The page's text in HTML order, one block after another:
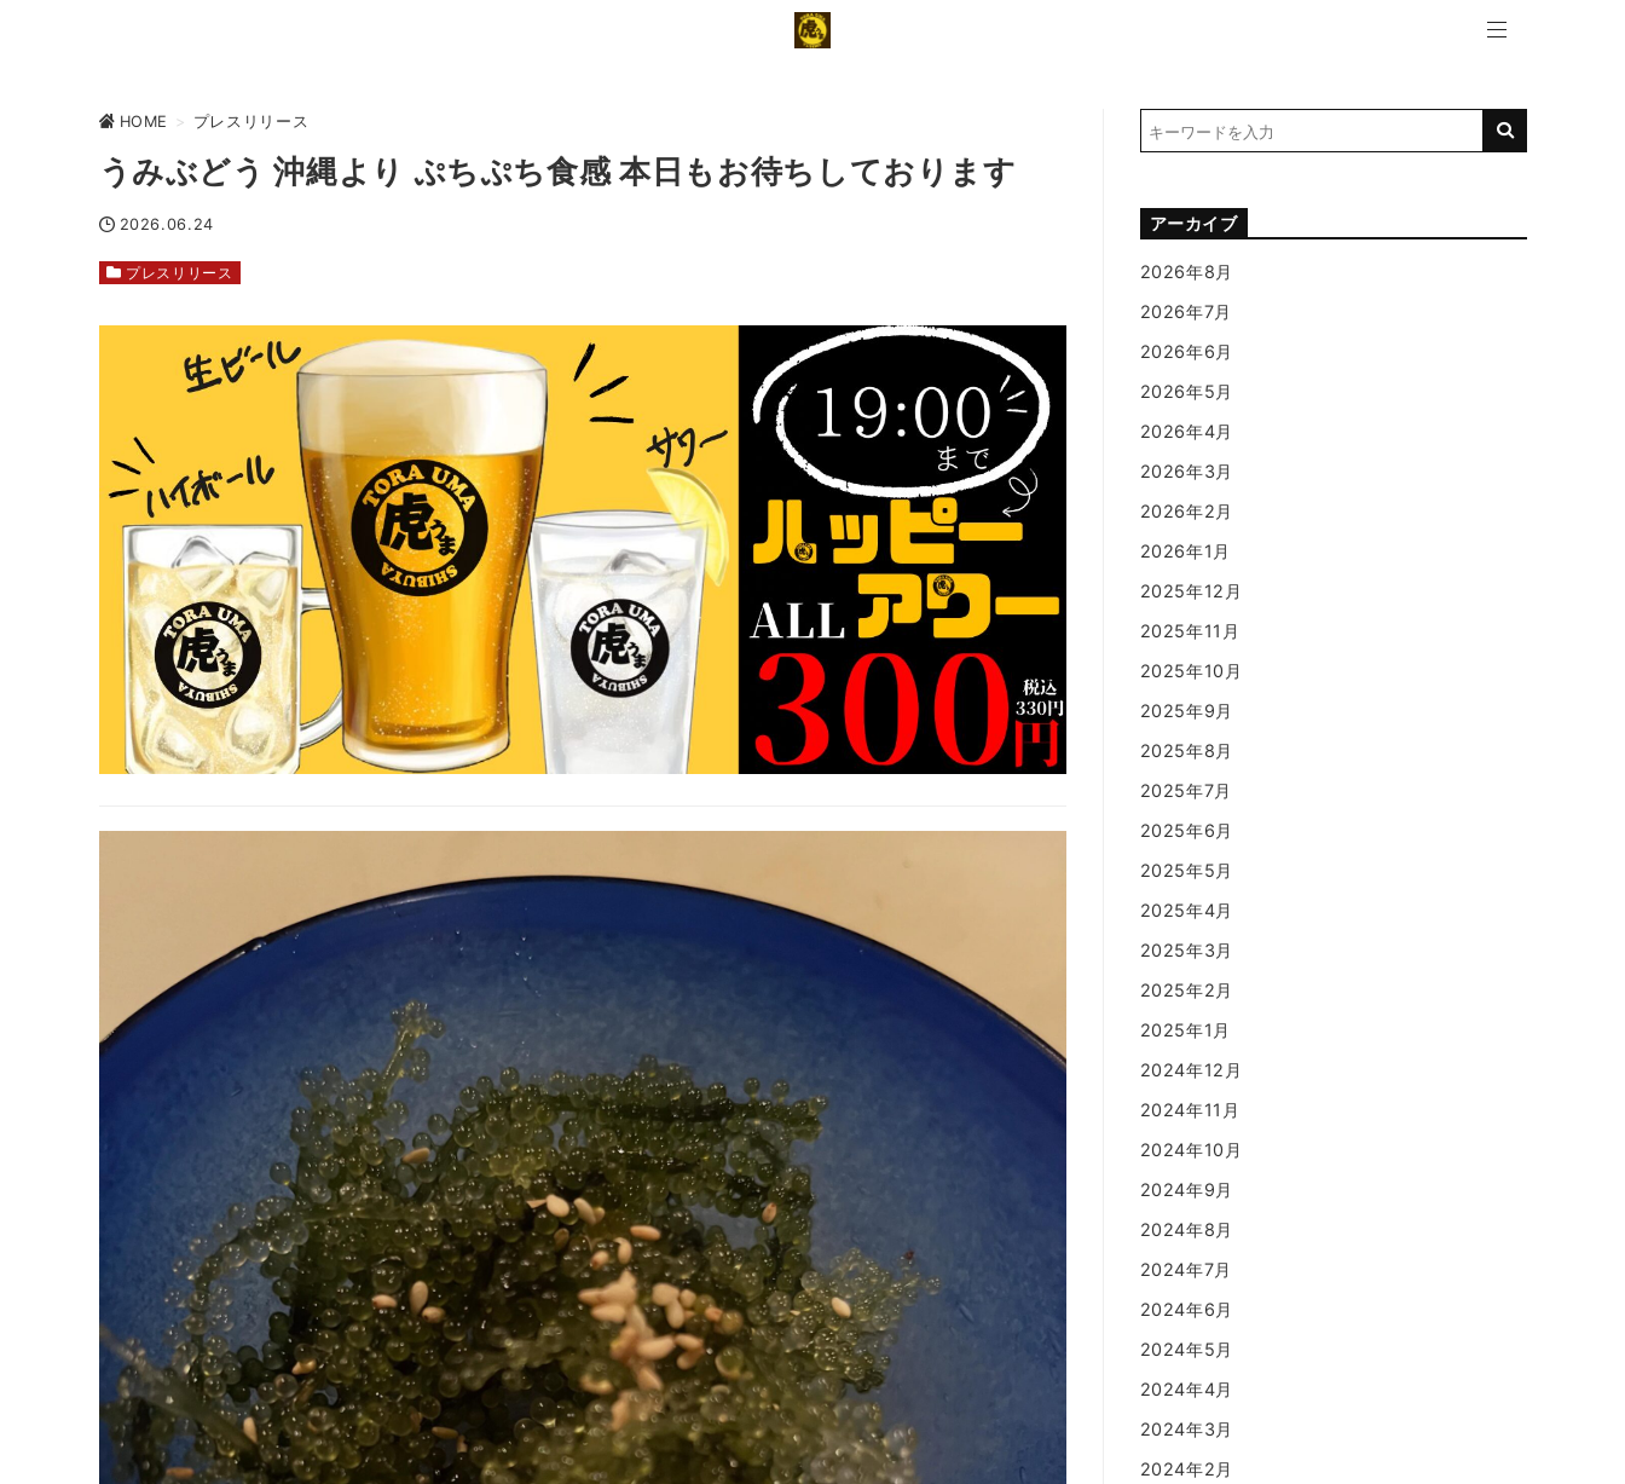
HOME > プレスリリース
うみぶどう 沖縄より ぷちぷち食感 本日もお待ちしております
2026.06.24
プレスリリース
アーカイブ
2026年8月
2026年7月
2026年6月
2026年5月
2026年4月
2026年3月
2026年2月
2026年1月
2025年12月
2025年11月
2025年10月
2025年9月
2025年8月
2025年7月
2025年6月
2025年5月
2025年4月
2025年3月
2025年2月
2025年1月
2024年12月
2024年11月
2024年10月
2024年9月
2024年8月
2024年7月
2024年6月
2024年5月
2024年4月
2024年3月
2024年2月